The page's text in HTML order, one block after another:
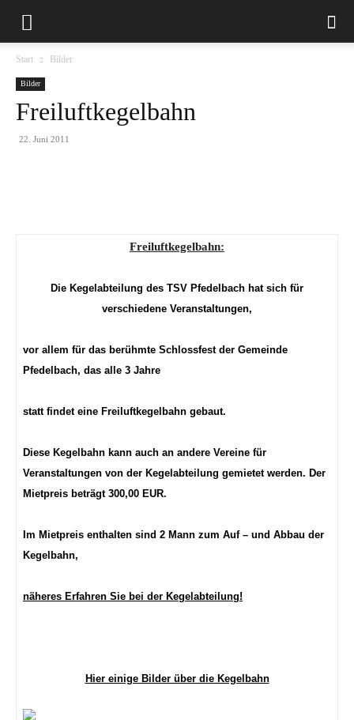
Start Bilder
Bilder
Freiluftkegelbahn
22. Juni 2011
Freiluftkegelbahn:
Die Kegelabteilung des TSV Pfedelbach hat sich für
verschiedene Veranstaltungen,
vor allem für das berühmte Schlossfest der Gemeinde
Pfedelbach, das alle 3 Jahre
statt findet eine Freiluftkegelbahn gebaut.
Diese Kegelbahn kann auch an andere Vereine für
Veranstaltungen von der Kegelabteilung gemietet werden. Der
Mietpreis beträgt 300,00 EUR.
Im Mietpreis enthalten sind 2 Mann zum Auf – und Abbau der
Kegelbahn,
näheres Erfahren Sie bei der Kegelabteilung!
Hier einige Bilder über die Kegelbahn